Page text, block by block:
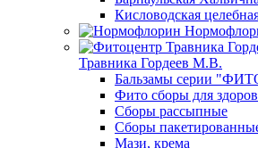
Кисловодская
Травника Гордеев М.В.
Бальзамы серии
Фито сборы для
Сборы рассыпные
Сборы
Мази, крема